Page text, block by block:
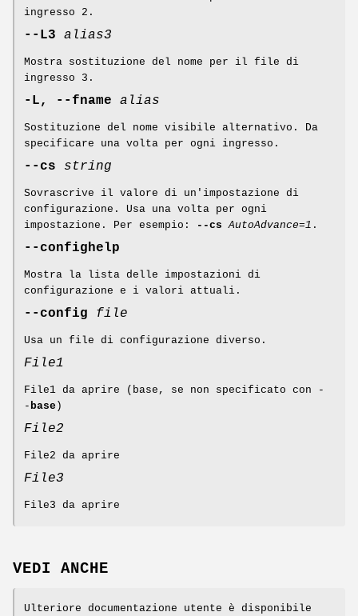
ingresso 2.
--L3 alias3
Mostra sostituzione del nome per il file di
ingresso 3.
-L, --fname alias
Sostituzione del nome visibile alternativo. Da
specificare una volta per ogni ingresso.
--cs string
Sovrascrive il valore di un'impostazione di
configurazione. Usa una volta per ogni
impostazione. Per esempio:
--cs AutoAdvance=1 .
--confighelp
Mostra la lista delle impostazioni di
configurazione e i valori attuali.
--config file
Usa un file di configurazione diverso.
File1
File1 da aprire (base, se non specificato con -
- base )
File2
File2 da aprire
File3
File3 da aprire
VEDI ANCHE
Ulteriore documentazione utente è disponibile